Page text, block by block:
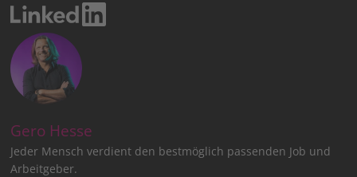
Gero Hesse
Jeder Mensch verdient den bestmöglich passenden Job und
Arbeitgeber.